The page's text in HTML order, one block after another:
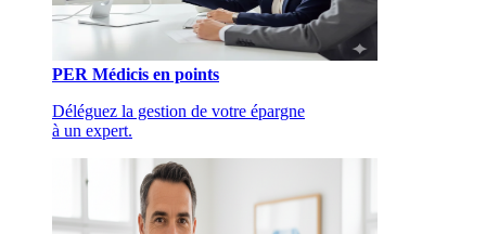
PER Médicis en points
Déléguez la gestion de votre épargne
à un expert.